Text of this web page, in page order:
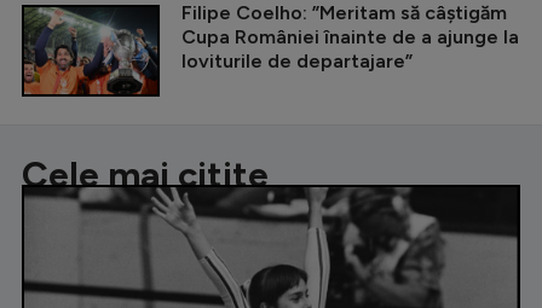
Filipe Coelho: ”Meritam să câștigăm
Cupa României înainte de a ajunge la
loviturile de departajare”
Cele mai citite